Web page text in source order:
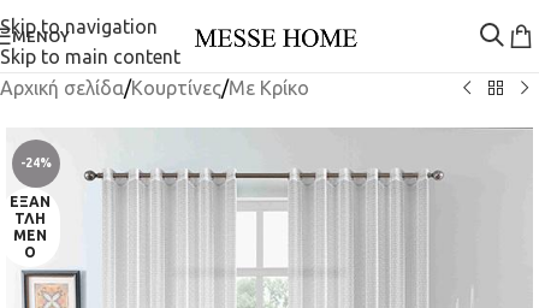
Skip to navigation
Skip to main content
ΜΕΝΟΎ
Αρχική σελίδα/Κουρτίνες/Mε Κρίκο
-24%
ΕΞΑΝ
ΤΛΗ
ΜΈΝ
Ο